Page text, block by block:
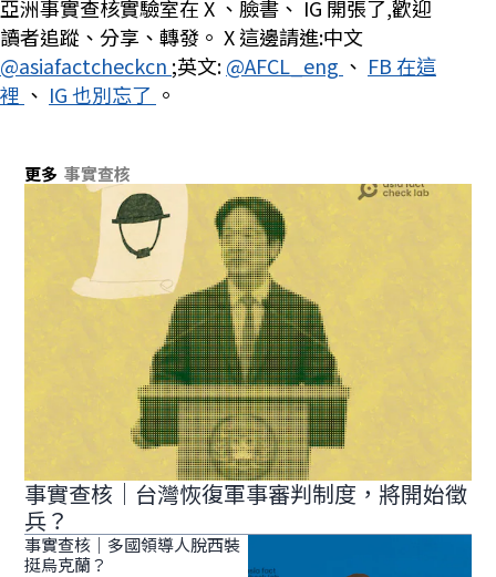
亞洲事實查核實驗室在X 、臉書、 IG 開張了,歡迎
讀者追蹤、分享、轉發。 X這邊請進:中文
@asiafactcheckcn ;英文:@AFCL_eng 、 FB 在這
裡 、 IG也別忘了 。
更多 事實查核
事實查核｜台灣恢復軍事審判制度，將開始徵
兵？
事實查核｜多國領導人脫西裝
挺烏克蘭？